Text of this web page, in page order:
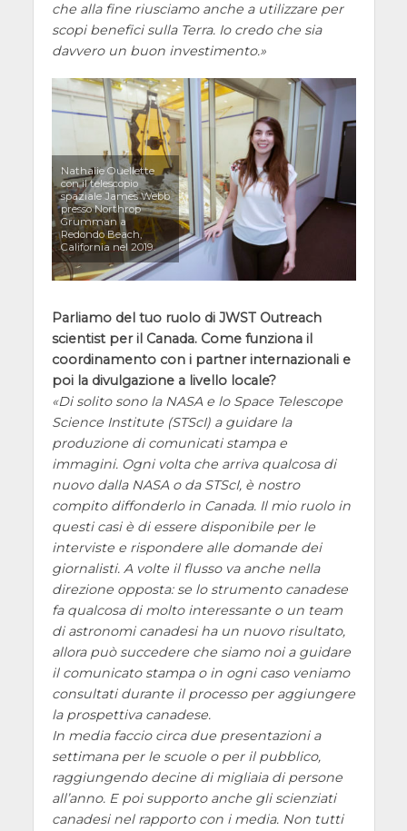
che alla fine riusciamo anche a utilizzare per
scopi benefici sulla Terra. Io credo che sia
davvero un buon investimento.
Nathalie Ouellette
con il telescopio
spaziale James Webb
presso Northrop
Grumman a
Redondo Beach,
California nel 2019.
Parliamo del tuo ruolo di JWST Outreach
scientist per il Canada. Come funziona il
coordinamento con i partner internazionali e
poi la divulgazione a livello locale?
Di solito sono la NASA e lo Space Telescope
Science Institute (STScI) a guidare la
produzione di comunicati stampa e
immagini. Ogni volta che arriva qualcosa di
nuovo dalla NASA o da STScI, è nostro
compito diffonderlo in Canada. Il mio ruolo in
questi casi è di essere disponibile per le
interviste e rispondere alle domande dei
giornalisti. A volte il flusso va anche nella
direzione opposta: se lo strumento canadese
fa qualcosa di molto interessante o un team
di astronomi canadesi ha un nuovo risultato,
allora può succedere che siamo noi a guidare
il comunicato stampa o in ogni caso veniamo
consultati durante il processo per aggiungere
la prospettiva canadese.
In media faccio circa due presentazioni a
settimana per le scuole o per il pubblico,
raggiungendo decine di migliaia di persone
all’anno. E poi supporto anche gli scienziati
canadesi nel rapporto con i media. Non tutti